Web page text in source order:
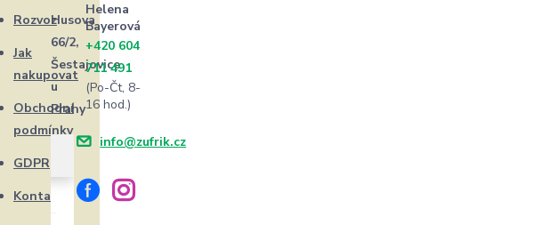
Rozvoz
Jak
nakupovat
Obchodní
podmínky
GDPR
Kontakty
Husova
66/2,
Šestajovice
u
Prahy
Helena
Bayerová
+420 604
711 491
(Po-Čt, 8-
16 hod.)
info@zufrik.cz